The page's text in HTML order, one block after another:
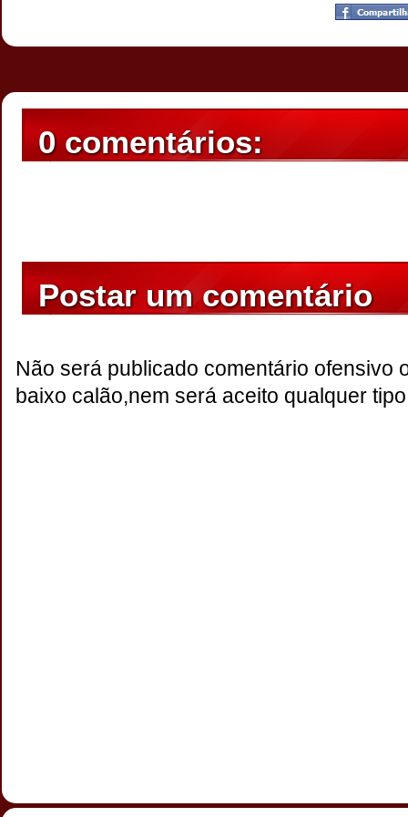
15:44
0 comentários:
Postar um comentário
Não será publicado comentário ofensivo
baixo calão,nem será aceito qualquer